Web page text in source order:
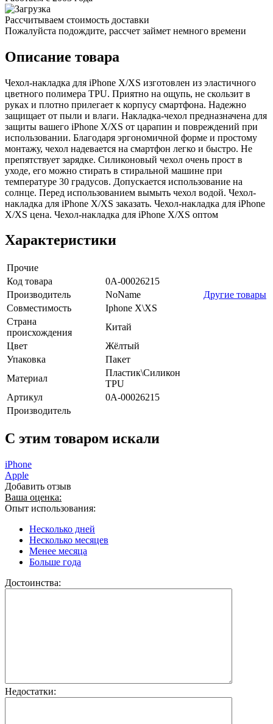
Рассчитываем стоимость доставки
Пожалуйста подождите, рассчет займет немного времени
Описание товара
Чехол-накладка для iPhone X/XS изготовлен из эластичного
цветного полимера TPU. Приятно на ощупь, не скользит в
руках и плотно прилегает к корпусу смартфона. Надежно
защищает от пыли и влаги. Накладка-чехол предназначена для
защиты вашего iPhone X/XS от царапин и повреждений при
использовании. Благодаря эргономичной форме и простому
монтажу, чехол надевается на смартфон легко и быстро. Не
препятствует зарядке. Силиконовый чехол очень прост в
уходе, его можно стирать в стиральной машине при
температуре 30 градусов. Допускается использование на
солнце. Перед использованием вымыть чехол водой. Чехол-
накладка для iPhone X/XS заказать. Чехол-накладка для iPhone
X/XS цена. Чехол-накладка для iPhone X/XS оптом
Характеристики
Прочие
Код товара
0А-00026215
Производитель
NoName
Другие товары
Совместимость
Iphone X\XS
Страна
происхождения
Китай
Цвет
Жёлтый
Упаковка
Пакет
Материал
Пластик\Силикон
TPU
Артикул
0А-00026215
Производитель
C этим товаром искали
iPhone
Apple
Добавить отзыв
Ваша оценка:
Опыт использования:
Несколько дней
Несколько месяцев
Менее месяца
Больше года
Достоинства:
Недостатки: